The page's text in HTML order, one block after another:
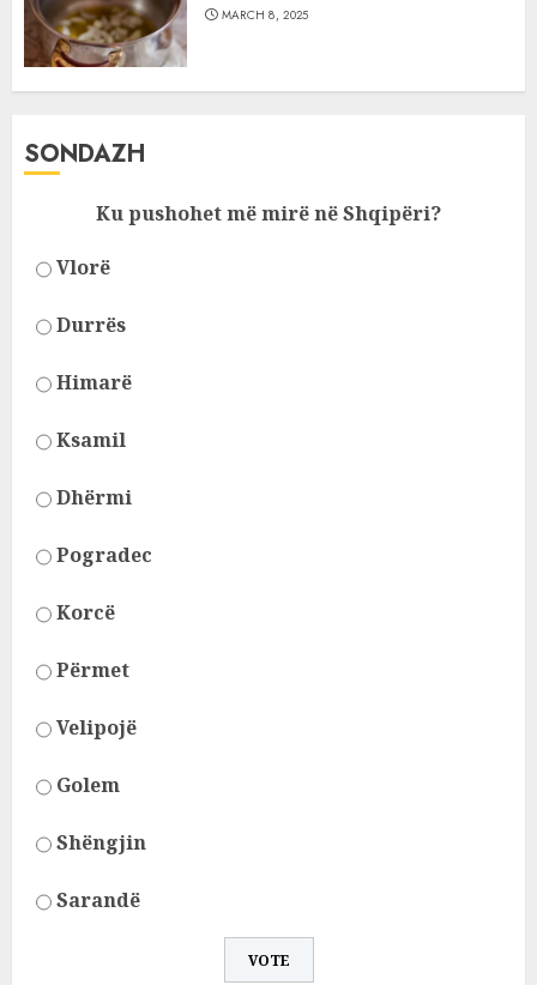
MARCH 8, 2025
SONDAZH
Ku pushohet më mirë në Shqipëri?
Vlorë
Durrës
Himarë
Ksamil
Dhërmi
Pogradec
Korcë
Përmet
Velipojë
Golem
Shëngjin
Sarandë